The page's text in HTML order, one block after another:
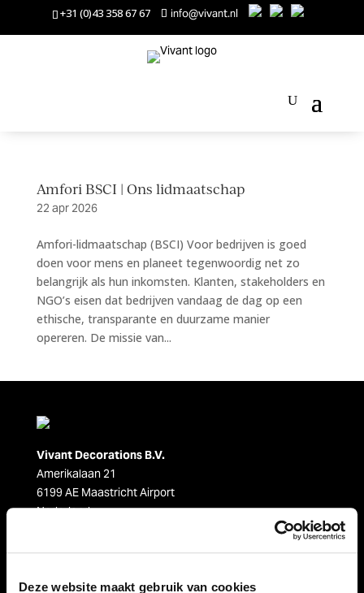
Deze website maakt gebruik van cookies
+31 (0)43 358 67 67 info@vivant.nl
Amfori BSCI | Ons lidmaatschap
22 apr 2026
Amfori-lidmaatschap (BSCI) Voor bedrijven is goed
doen voor mens en planeet tegenwoordig net zo
belangrijk als hun inkomsten. Klanten, stakeholders en
NGO’s eisen dat bedrijven vandaag de dag op een
ethische, transparante en duurzame manier
opereren. De missie van...
Vivant Decorations B.V.
Amerikalaan 21
6199 AE Maastricht Airport
Nederland